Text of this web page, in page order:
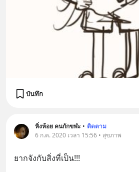
บันทึก
หิ่งห้อย คนกักขฬะ • ติดตาม
6 ก.ค. 2020 เวลา 15:56 • สุขภาพ
ยากจังกับสิ่งที่เป็น!!!